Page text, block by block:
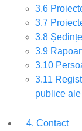
3.6
3.7
3.8
3.9
3.10
3.11
publice
4. Contact